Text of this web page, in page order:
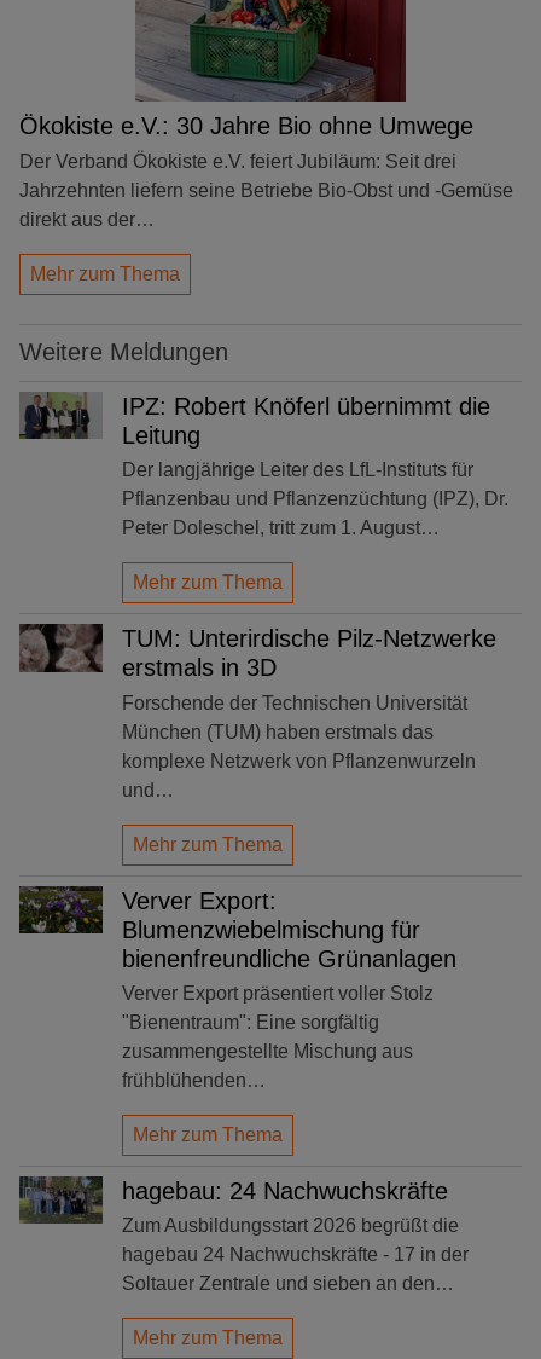
Ökokiste e.V.: 30 Jahre Bio ohne Umwege
Der Verband Ökokiste e.V. feiert Jubiläum: Seit drei
Jahrzehnten liefern seine Betriebe Bio-Obst und -Gemüse
direkt aus der…
Mehr zum Thema
Weitere Meldungen
IPZ: Robert Knöferl übernimmt die
Leitung
Der langjährige Leiter des LfL-Instituts für
Pflanzenbau und Pflanzenzüchtung (IPZ), Dr.
Peter Doleschel, tritt zum 1. August…
Mehr zum Thema
TUM: Unterirdische Pilz-Netzwerke
erstmals in 3D
Forschende der Technischen Universität
München (TUM) haben erstmals das
komplexe Netzwerk von Pflanzenwurzeln
und…
Mehr zum Thema
Verver Export:
Blumenzwiebelmischung für
bienenfreundliche Grünanlagen
Verver Export präsentiert voller Stolz
"Bienentraum": Eine sorgfältig
zusammengestellte Mischung aus
frühblühenden…
Mehr zum Thema
hagebau: 24 Nachwuchskräfte
Zum Ausbildungsstart 2026 begrüßt die
hagebau 24 Nachwuchskräfte - 17 in der
Soltauer Zentrale und sieben an den…
Mehr zum Thema